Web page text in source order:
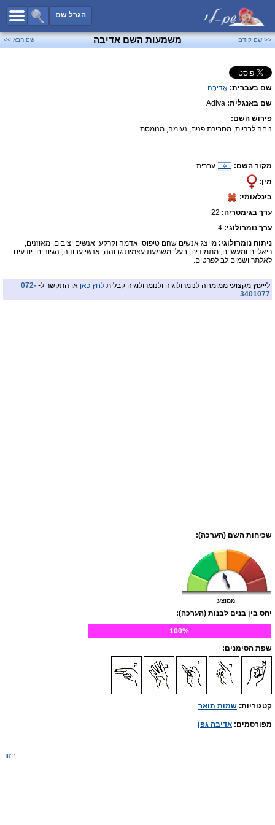
הגרל שם
כל השמות
שמות לבנים
פייסבוק
<< שם קודם משמעות השם אדיבה שם הבא >>
שם בעברית: אֲדִיבָה
שם באנגלית: Adiva
פירוש השם:
נוחה לבריות, מסבירת פנים, נעימה, מנומסת.
מקור השם:
עברית
מין:
בינלאומי:
ערך בגימטריה:
ערך נומרולוגי: 4
ניתוח נומרולוגי: מייצג אנשים שהם טיפוסי אדמה וקרקע, אנשים יציבים, מאוזנים,
ריאליים ומעשיים, מתמידים, בעלי משמעת עצמית גבוהה, אנשי עבודה, הגיוניים. יודעים
לאלתר ושמים לב לפרטים.
לייעוץ מקצועי ממומחה לנומרולוגיה ולנומרולוגיה קבלית לחץ כאן או התקשר ל- 072-
3401077
.
שכיחות השם (הערכה):
ממוצע
יחס בין בנים לבנות (הערכה):
100%
שפת הסימנים:
קטגוריות: שמות תואר
מפורסמים: אדיבה גפן
חזור